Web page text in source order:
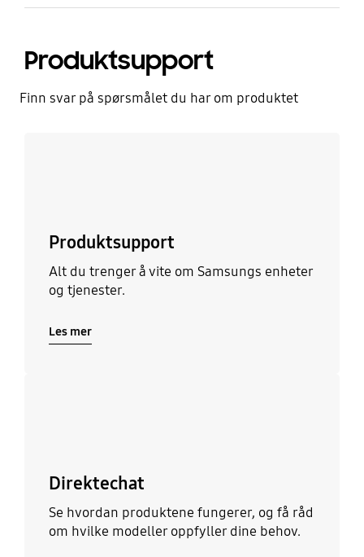
Produktsupport
Finn svar på spørsmålet du har om produktet
Produktsupport
Alt du trenger å vite om Samsungs enheter
og tjenester.
Les mer
Direktechat
Se hvordan produktene fungerer, og få råd
om hvilke modeller oppfyller dine behov.